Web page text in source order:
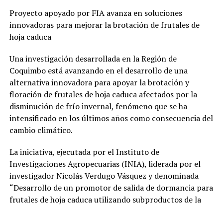
Proyecto apoyado por FIA avanza en soluciones
innovadoras para mejorar la brotación de frutales de
hoja caduca
Una investigación desarrollada en la Región de
Coquimbo está avanzando en el desarrollo de una
alternativa innovadora para apoyar la brotación y
floración de frutales de hoja caduca afectados por la
disminución de frío invernal, fenómeno que se ha
intensificado en los últimos años como consecuencia del
cambio climático.
La iniciativa, ejecutada por el Instituto de
Investigaciones Agropecuarias (INIA), liderada por el
investigador Nicolás Verdugo Vásquez y denominada
“Desarrollo de un promotor de salida de dormancia para
frutales de hoja caduca utilizando subproductos de la